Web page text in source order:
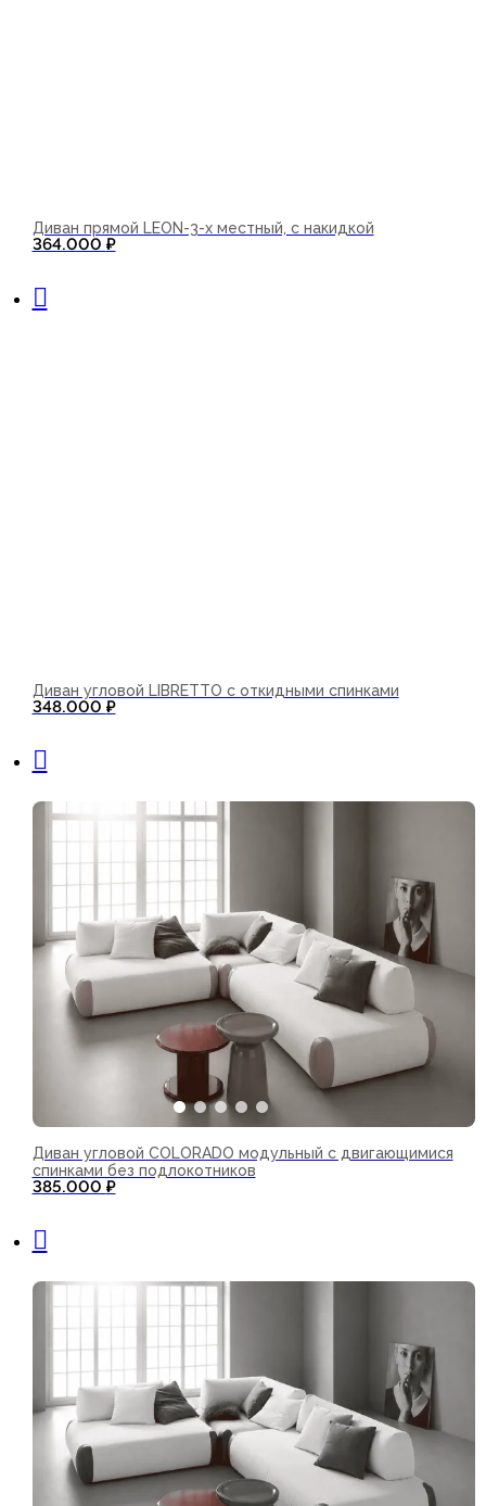
Диван прямой LEON-3-х местный, с накидкой
364.000 ₽
Диван угловой LIBRETTO с откидными спинками
348.000 ₽
Диван угловой COLORADO модульный с двигающимися
спинками без подлокотников
385.000 ₽